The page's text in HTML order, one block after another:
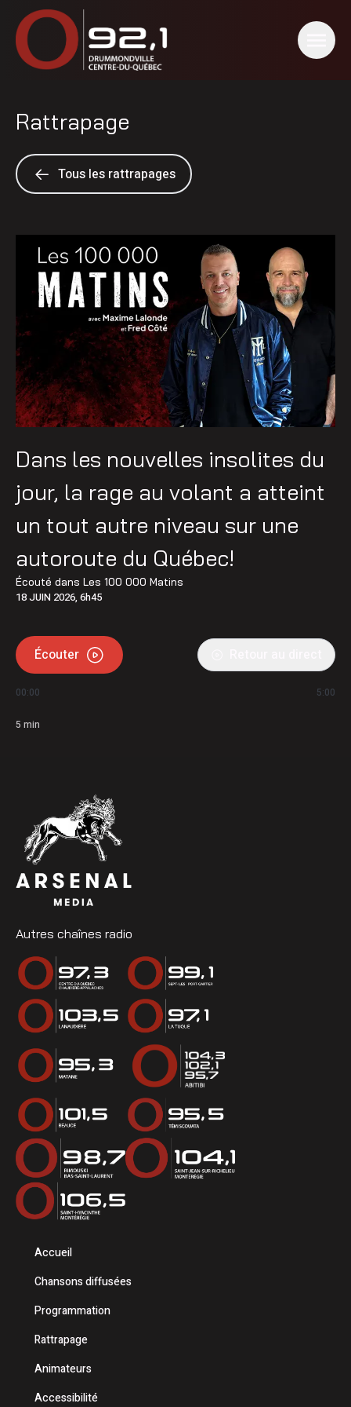
Rattrapage
Tous les rattrapages
Dans les nouvelles insolites du
jour, la rage au volant a atteint
un tout autre niveau sur une
autoroute du Québec!
Écouté dans Les 100 000 Matins
18 JUIN 2026, 6h45
Écouter
00:00 5:00
5 min
Autres chaînes radio
Accueil
Chansons diffusées
Programmation
Rattrapage
Animateurs
Accessibilité